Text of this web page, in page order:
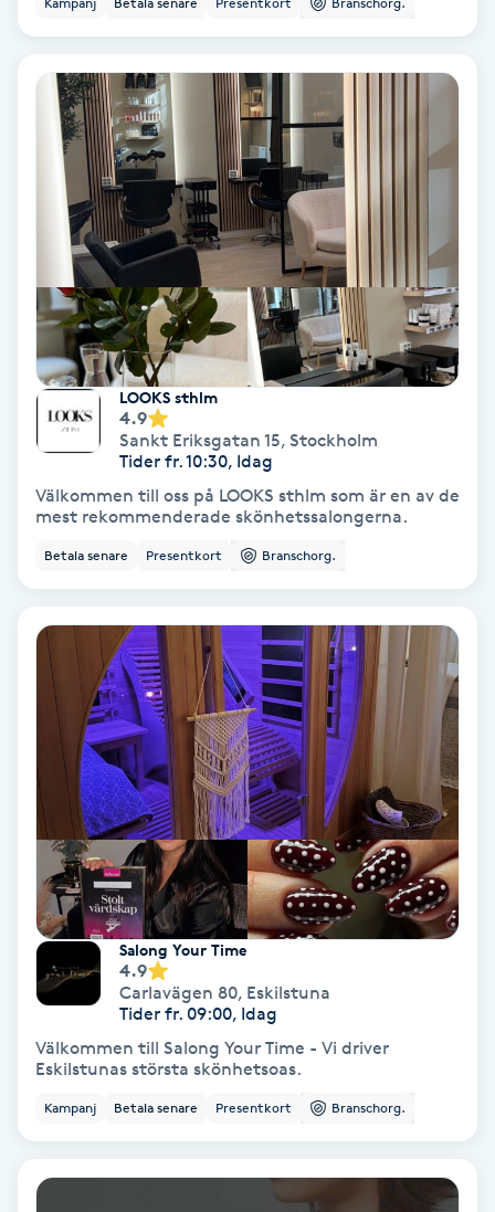
Babylights
Balayage
Bambumassage
Barber
Barnklippning
BIAB
Brynfärgning
Brynplockning
Bröllopsuppsättning
Celluliter
Coachning
Color correction
Cryoterapi
LOOKS sthlm
4.9
Sankt Eriksgatan 15, Stockholm
Tider fr. 10:30, Idag
Välkommen till oss på LOOKS sthlm som är en av de
mest rekommenderade skönhetssalongerna.
Betala senare Presentkort Branschorg.
Salong Your Time
4.9
Carlavägen 80, Eskilstuna
Tider fr. 09:00, Idag
Välkommen till Salong Your Time - Vi driver
Eskilstunas största skönhetsoas.
Kampanj Betala senare Presentkort Branschorg.